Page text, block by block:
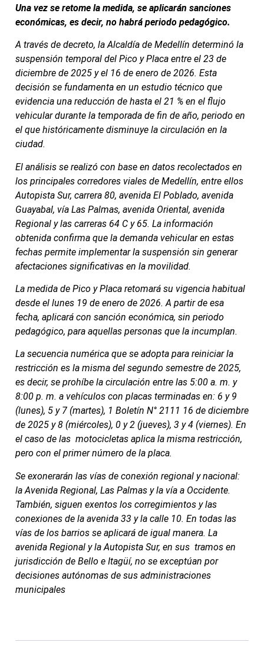
Una vez se retome la medida, se aplicarán sanciones
económicas, es decir, no habrá periodo pedagógico.
A través de decreto, la Alcaldía de Medellín determinó la
suspensión temporal del Pico y Placa entre el 23 de
diciembre de 2025 y el 16 de enero de 2026. Esta
decisión se fundamenta en un estudio técnico que
evidencia una reducción de hasta el 21 % en el flujo
vehicular durante la temporada de fin de año, periodo en
el que históricamente disminuye la circulación en la
ciudad.
El análisis se realizó con base en datos recolectados en
los principales corredores viales de Medellín, entre ellos
Autopista Sur, carrera 80, avenida El Poblado, avenida
Guayabal, vía Las Palmas, avenida Oriental, avenida
Regional y las carreras 64 C y 65. La información
obtenida confirma que la demanda vehicular en estas
fechas permite implementar la suspensión sin generar
afectaciones significativas en la movilidad.
La medida de Pico y Placa retomará su vigencia habitual
desde el lunes 19 de enero de 2026. A partir de esa
fecha, aplicará con sanción económica, sin periodo
pedagógico, para aquellas personas que la incumplan.
La secuencia numérica que se adopta para reiniciar la
restricción es la misma del segundo semestre de 2025,
es decir, se prohíbe la circulación entre las 5:00 a. m. y
8:00 p. m. a vehículos con placas terminadas en: 6 y 9
(lunes), 5 y 7 (martes), 1 Boletín N° 2111 16 de diciembre
de 2025 y 8 (miércoles), 0 y 2 (jueves), 3 y 4 (viernes). En
el caso de las motocicletas aplica la misma restricción,
pero con el primer número de la placa.
Se exonerarán las vías de conexión regional y nacional:
la Avenida Regional, Las Palmas y la vía a Occidente.
También, siguen exentos los corregimientos y las
conexiones de la avenida 33 y la calle 10. En todas las
vías de los barrios se aplicará de igual manera. La
avenida Regional y la Autopista Sur, en sus tramos en
jurisdicción de Bello e Itagüí, no se exceptúan por
decisiones autónomas de sus administraciones
municipales